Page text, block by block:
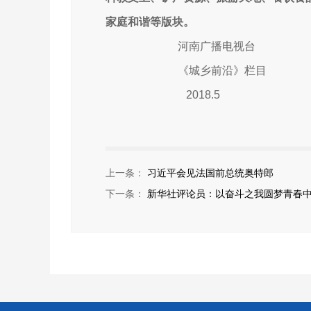
家庭和谐等版块。
河南广播电视台
《城乡前沿》栏目
2018.5
上一条： 习近平会见法国前总统奥特郎
下一条： 新华社评论员：以奋斗之我圆梦青春